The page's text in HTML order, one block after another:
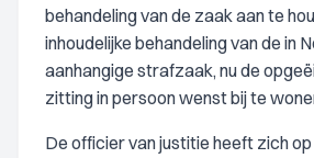
behandeling van de zaak aan te
inhoudelijke behandeling van de in
aanhangige strafzaak, nu de
zitting in persoon wenst bij te
De officier van justitie heeft zich